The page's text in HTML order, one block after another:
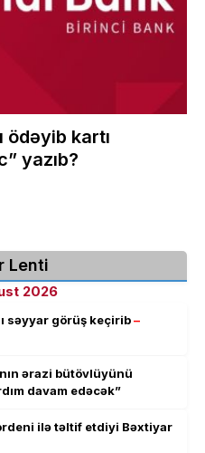
kartı
yazıb?
Lenti
2026
səyyar görüş keçirib–
ərazi bütövlüyünü
davam edəcək”
ilə təltif etdiyi Bəxtiyar